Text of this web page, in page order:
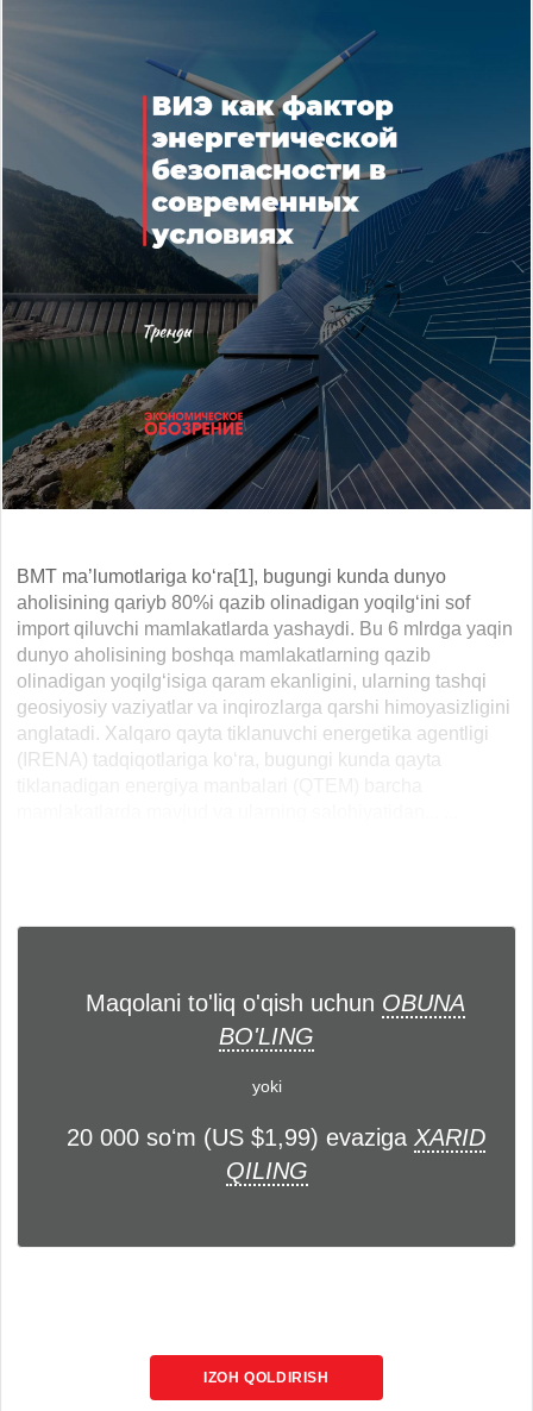
BMT ma’lumotlariga ko‘ra[1], bugungi kunda dunyo
aholisining qariyb 80%i qazib olinadigan yoqilg‘ini sof
import qiluvchi mamlakatlarda yashaydi. Bu 6 mlrdga yaqin
dunyo aholisining boshqa mamlakatlarning qazib
olinadigan yoqilg‘isiga qaram ekanligini, ularning tashqi
geosiyosiy vaziyatlar va inqirozlarga qarshi himoyasizligini
anglatadi. Xalqaro qayta tiklanuvchi energetika agentligi
(IRENA) tadqiqotlariga ko‘ra, bugungi kunda qayta
Maqolani to'liq o'qish uchun OBUNA
BO'LING
yoki
20 000 soʻm (US $1,99) evaziga XARID
QILING
IZOH QOLDIRISH